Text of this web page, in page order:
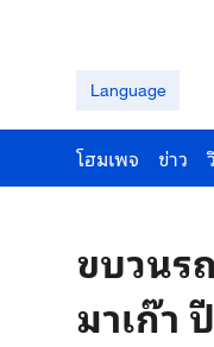
Language
โฮมเพจ ข่าว
ขบวนร
มาเก๊า